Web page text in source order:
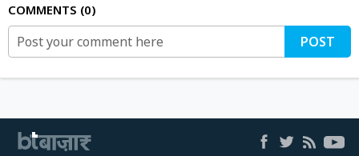
COMMENTS 0
POST